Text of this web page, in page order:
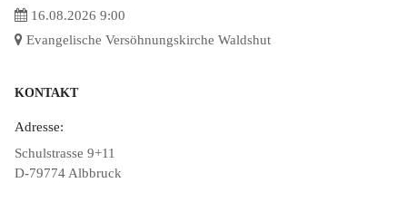
16.08.2026 9:00
Evangelische Versöhnungskirche Waldshut
KONTAKT
Adresse:
Schulstrasse 9+11
D-79774 Albbruck